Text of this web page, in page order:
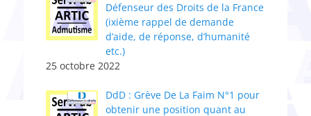
Défenseur des Droits de la France
(ixième rappel de demande
d’aide, de réponse, d’humanité
etc.)
25 octobre 2022
DdD : Grève De La Faim N°1 pour
obtenir une position quant au